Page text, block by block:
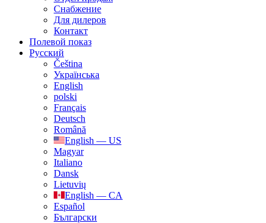
Cнабжение
Для дилеров
Контакт
Полевой показ
Русский
Čeština
Українська
English
polski
Français
Deutsch
Română
English — US
Magyar
Italiano
Dansk
Lietuvių
English — CA
Español
Български